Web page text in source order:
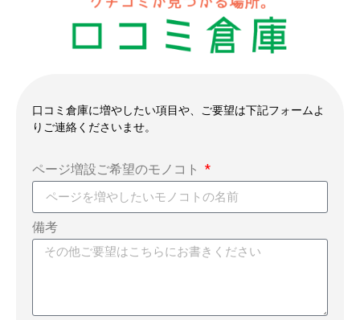
口コミ倉庫に増やしたい項目や、ご要望は下記フォームよ
りご連絡くださいませ。
ページ増設ご希望のモノコト
備考